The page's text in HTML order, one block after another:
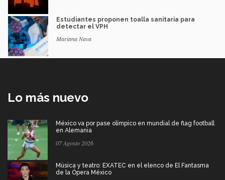
Estudiantes proponen toalla sanitaria para
detectar el VPH
Mariana Nava
Lo más nuevo
México va por pase olímpico en mundial de flag football
en Alemania
07 Agosto 2026
Música y teatro: EXATEC en el elenco de El Fantasma
de la Ópera México